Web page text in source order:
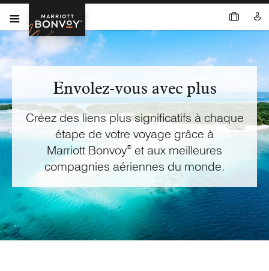
Envolez-vous avec plus
Créez des liens plus significatifs à chaque
étape de votre voyage grâce à
Marriott Bonvoy® et aux meilleures
compagnies aériennes du monde.